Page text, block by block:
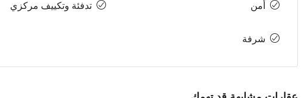
أمن تدفئة وتكييف مركزي
شرفة